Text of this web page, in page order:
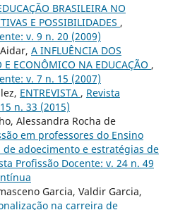
BRASILEIRA NO
E POSSIBILIDADES ,
v. 9 n. 20 (2009)
A INFLUÊNCIA DOS
E ECONÔMICO NA EDUCAÇÃO ,
v. 7 n. 15 (2007)
ENTREVISTA , Revista
n. 33 (2015)
Alessandra Rocha de
em professores do Ensino
adoecimento e estratégias de
Profissão Docente: v. 24 n. 49
Garcia, Valdir Garcia,
na carreira de